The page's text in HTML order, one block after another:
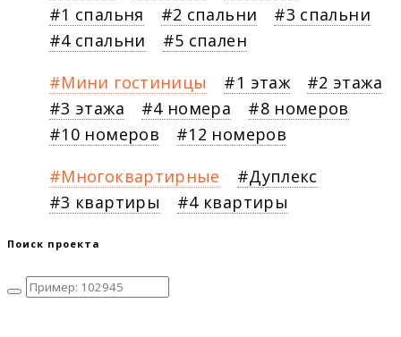
1 спальня
2 спальни
3 спальни
4 спальни
5 спален
Мини гостиницы
1 этаж
2 этажа
3 этажа
4 номера
8 номеров
10 номеров
12 номеров
Многоквартирные
Дуплекс
3 квартиры
4 квартиры
Поиск проекта